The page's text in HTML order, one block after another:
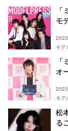
モ
モデ
オ
モデ
松
る